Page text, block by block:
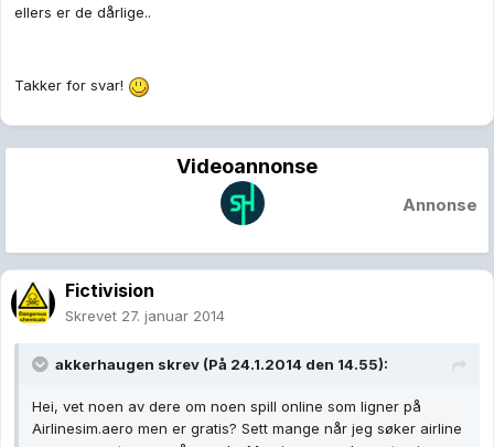
ellers er de dårlige..
Takker for svar!
Videoannonse
Annonse
Fictivision
Skrevet 27. januar 2014
akkerhaugen skrev (På 24.1.2014 den 14.55):
Hei, vet noen av dere om noen spill online som ligner på
Airlinesim.aero men er gratis? Sett mange når jeg søker airline